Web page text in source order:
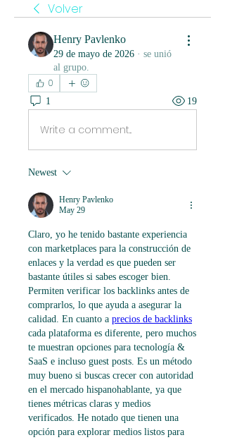
Volver
Henry Pavlenko
29 de mayo de 2026 · se unió
al grupo.
0
1 19
Write a comment...
Newest
Henry Pavlenko
May 29
Claro, yo he tenido bastante experiencia
con marketplaces para la construcción de
enlaces y la verdad es que pueden ser
bastante útiles si sabes escoger bien.
Permiten verificar los backlinks antes de
comprarlos, lo que ayuda a asegurar la
calidad. En cuanto a precios de backlinks
cada plataforma es diferente, pero muchos
te muestran opciones para tecnología &
SaaS e incluso guest posts. Es un método
muy bueno si buscas crecer con autoridad
en el mercado hispanohablante, ya que
tienes métricas claras y medios
verificados. He notado que tienen una
opción para explorar medios listos para